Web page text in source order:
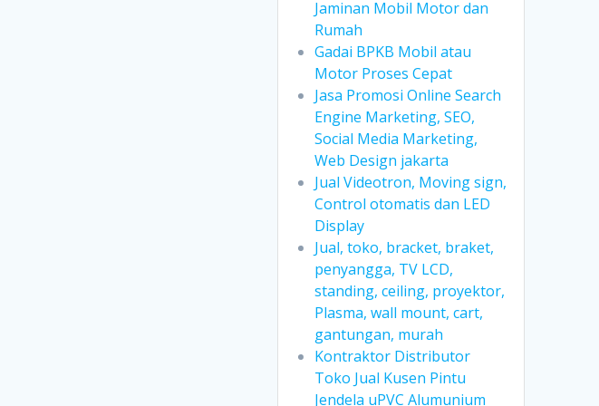
Jaminan Mobil Motor dan
Rumah
Gadai BPKB Mobil atau
Motor Proses Cepat
Jasa Promosi Online Search
Engine Marketing, SEO,
Social Media Marketing,
Web Design jakarta
Jual Videotron, Moving sign,
Control otomatis dan LED
Display
Jual, toko, bracket, braket,
penyangga, TV LCD,
standing, ceiling, proyektor,
Plasma, wall mount, cart,
gantungan, murah
Kontraktor Distributor
Toko Jual Kusen Pintu
Jendela uPVC Alumunium